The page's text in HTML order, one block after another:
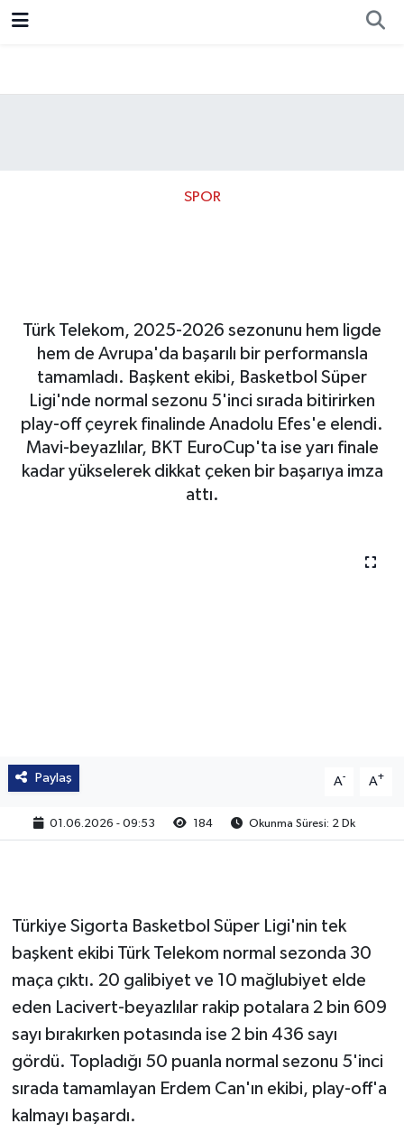
SPOR
Türk Telekom, 2025-2026 sezonunu hem ligde
hem de Avrupa'da başarılı bir performansla
tamamladı. Başkent ekibi, Basketbol Süper
Ligi'nde normal sezonu 5'inci sırada bitirirken
play-off çeyrek finalinde Anadolu Efes'e elendi.
Mavi-beyazlılar, BKT EuroCup'ta ise yarı finale
kadar yükselerek dikkat çeken bir başarıya imza
attı.
Paylaş A- A+
01.06.2026 - 09:53 184 Okunma Süresi: 2 Dk
Türkiye Sigorta Basketbol Süper Ligi'nin tek
başkent ekibi Türk Telekom normal sezonda 30
maça çıktı. 20 galibiyet ve 10 mağlubiyet elde
eden Lacivert-beyazlılar rakip potalara 2 bin 609
sayı bırakırken potasında ise 2 bin 436 sayı
gördü. Topladığı 50 puanla normal sezonu 5'inci
sırada tamamlayan Erdem Can'ın ekibi, play-off'a
kalmayı başardı.